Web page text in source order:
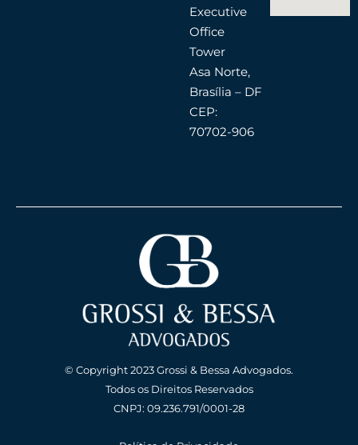
Executive
Office
Tower
Asa Norte,
Brasília – DF
CEP:
70702-906
© Copyright 2023 Grossi & Bessa Advogados.
Todos os Direitos Reservados
CNPJ: 09.236.791/0001-28